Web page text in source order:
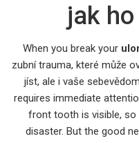
jak
When you break your
zubní trauma, které může
jíst, ale i vaše
requires immediate
front tooth is visible, so
disaster. But the good